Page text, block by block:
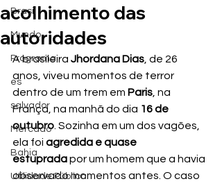
Brasil
Mundo
Programa
es
salvador
Mercado
Bahia
Utilidade Pública
acolhimento das
autoridades
A brasileira Jhordana Dias , de 26
anos, viveu momentos de terror
dentro de um trem em Paris , na
França, na manhã do dia 16 de
outubro . Sozinha em um dos vagões,
ela foi agredida e quase
estuprada por um homem que a havia
observado momentos antes. O caso